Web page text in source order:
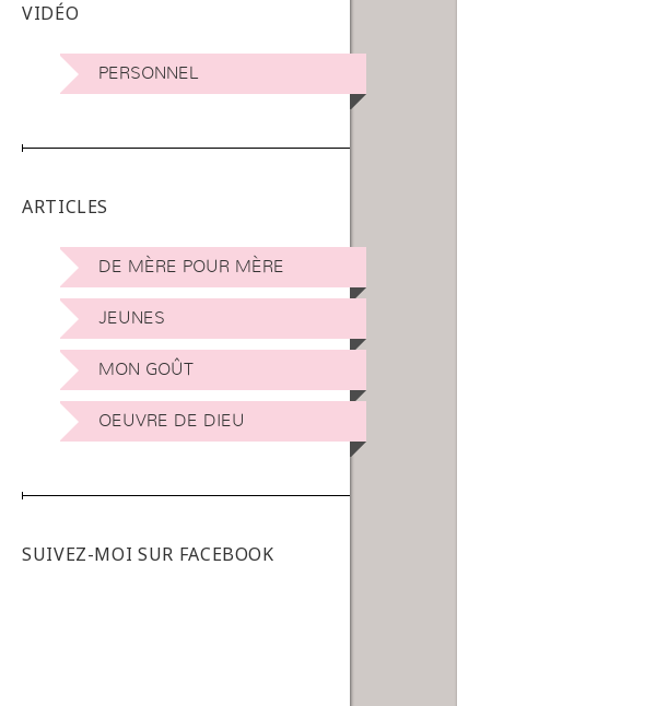
VIDÉO
PERSONNEL
ARTICLES
DE MÈRE POUR MÈRE
JEUNES
MON GOÛT
OEUVRE DE DIEU
SUIVEZ-MOI SUR FACEBOOK